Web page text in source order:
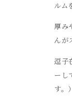
ルム
厚み
んが
逗子
ーし
す。）